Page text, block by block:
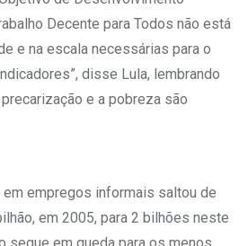
Decente para Todos não está
e na escala necessárias para o
disse Lula, lembrando
e a pobreza são
em empregos informais saltou de
em 2005, para 2 bilhões neste